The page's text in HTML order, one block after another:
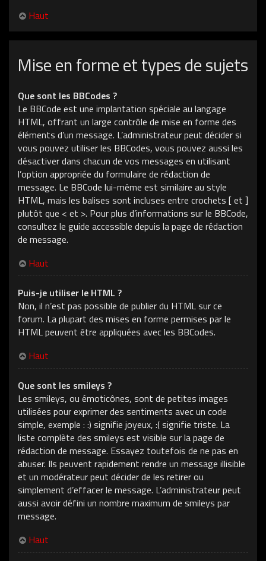
Haut
Mise en forme et types de sujets
Que sont les BBCodes ?
Le BBCode est une implantation spéciale au langage
HTML, offrant un large contrôle de mise en forme des
éléments d’un message. L’administrateur peut décider si
vous pouvez utiliser les BBCodes, vous pouvez aussi les
désactiver dans chacun de vos messages en utilisant
l’option appropriée du formulaire de rédaction de
message. Le BBCode lui-même est similaire au style
HTML, mais les balises sont incluses entre crochets [ et ]
plutôt que < et >. Pour plus d’informations sur le BBCode,
consultez le guide accessible depuis la page de rédaction
de message.
Haut
Puis-je utiliser le HTML ?
Non, il n’est pas possible de publier du HTML sur ce
forum. La plupart des mises en forme permises par le
HTML peuvent être appliquées avec les BBCodes.
Haut
Que sont les smileys ?
Les smileys, ou émoticônes, sont de petites images
utilisées pour exprimer des sentiments avec un code
simple, exemple : :) signifie joyeux, :( signifie triste. La
liste complète des smileys est visible sur la page de
rédaction de message. Essayez toutefois de ne pas en
abuser. Ils peuvent rapidement rendre un message illisible
et un modérateur peut décider de les retirer ou
simplement d’effacer le message. L’administrateur peut
aussi avoir défini un nombre maximum de smileys par
message.
Haut